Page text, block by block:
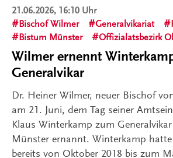
21.06.2026, 16:10 Uhr
Bischof Wilmer
Generalvikariat
Bistum Münster
Offizialatsbezirk
Wilmer ernennt
Generalvikar
Dr. Heiner Wilmer, neuer Bischof
am 21. Juni, dem Tag seiner
Klaus Winterkamp zum
Münster ernannt. Winterkamp
bereits von Oktober 2018 bis zum